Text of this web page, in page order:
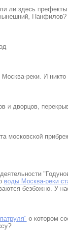
ли здесь
Панфилов?
реки. И
и дворцов,
московской
воды Москва-реки
безбожно. У
о котором